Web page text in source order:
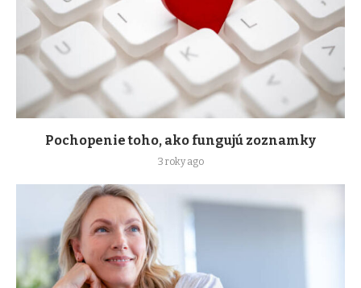
Pochopenie toho, ako fungujú zoznamky
3 roky ago